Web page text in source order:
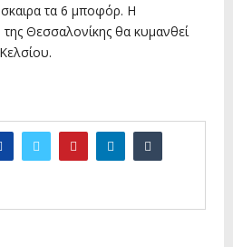
τα 6 μποφόρ. Η
Θεσσαλονίκης θα κυμανθεί